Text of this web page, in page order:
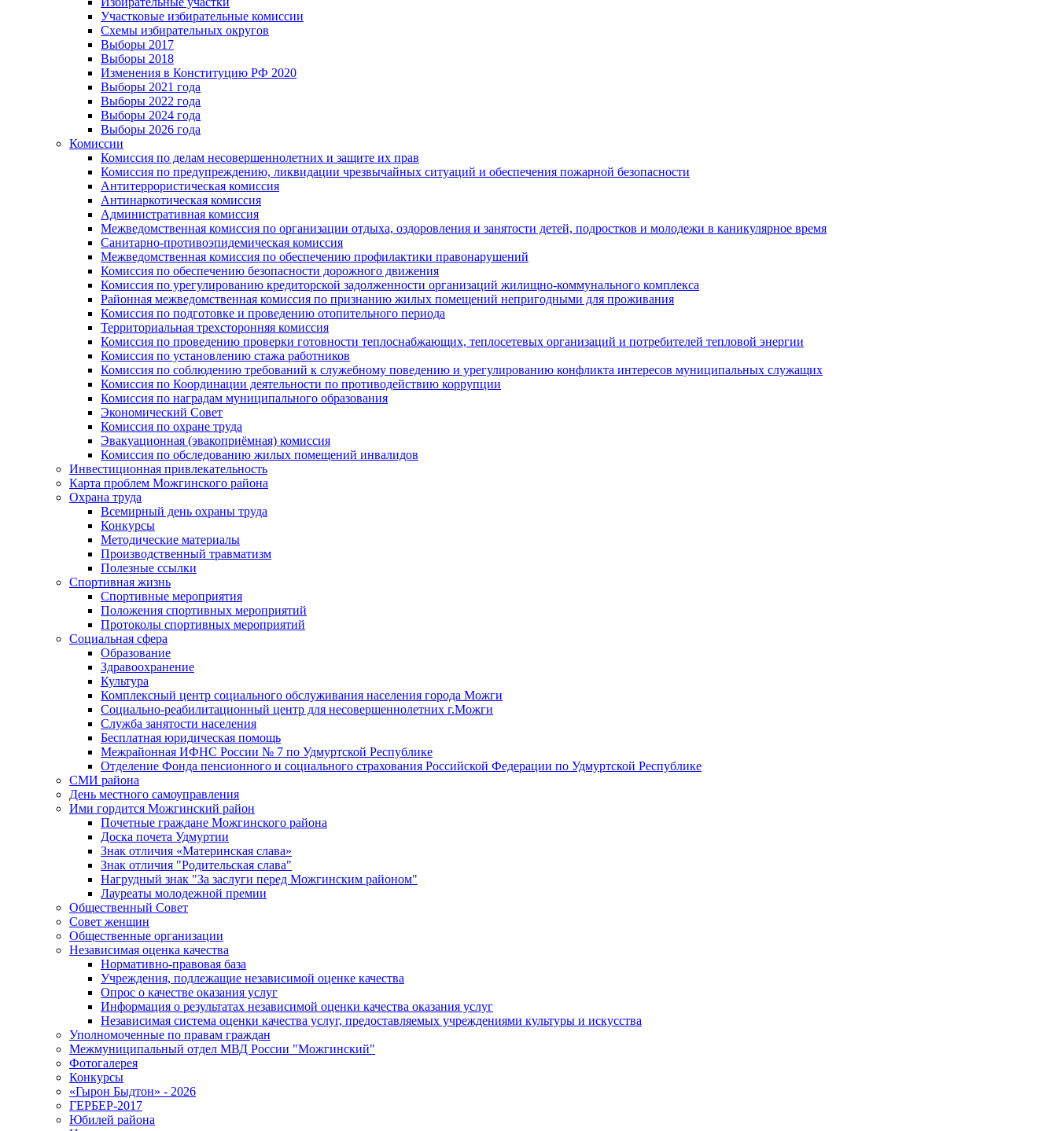
Участковые избирательные комиссии
Схемы избирательных округов
Выборы 2017
Выборы 2018
Изменения в Конституцию РФ 2020
Выборы 2021 года
Выборы 2022 года
Выборы 2024 года
Выборы 2026 года
Комиссии
Комиссия по делам несовершеннолетних и защите их прав
Комиссия по предупреждению, ликвидации чрезвычайных ситуаций и обеспечения пожарной безопасности
Антитеррористическая комиссия
Антинаркотическая комиссия
Административная комиссия
Межведомственная комиссия по организации отдыха, оздоровления и занятости детей, подростков и молодежи в каникулярное время
Санитарно-противоэпидемическая комиссия
Межведомственная комиссия по обеспечению профилактики правонарушений
Комиссия по обеспечению безопасности дорожного движения
Комиссия по урегулированию кредиторской задолженности организаций жилищно-коммунального комплекса
Районная межведомственная комиссия по признанию жилых помещений непригодными для проживания
Комиссия по подготовке и проведению отопительного периода
Территориальная трехсторонняя комиссия
Комиссия по проведению проверки готовности теплоснабжающих, теплосетевых организаций и потребителей тепловой энергии
Комиссия по установлению стажа работников
Комиссия по соблюдению требований к служебному поведению и урегулированию конфликта интересов муниципальных служащих
Комиссия по Координации деятельности по противодействию коррупции
Комиссия по наградам муниципального образования
Экономический Совет
Комиссия по охране труда
Эвакуационная (эвакоприёмная) комиссия
Комиссия по обследованию жилых помещений инвалидов
Инвестиционная привлекательность
Карта проблем Можгинского района
Охрана труда
Всемирный день охраны труда
Конкурсы
Методические материалы
Производственный травматизм
Полезные ссылки
Спортивная жизнь
Спортивные мероприятия
Положения спортивных мероприятий
Протоколы спортивных мероприятий
Социальная сфера
Образование
Здравоохранение
Культура
Комплексный центр социального обслуживания населения города Можги
Социально-реабилитационный центр для несовершеннолетних г.Можги
Служба занятости населения
Бесплатная юридическая помощь
Межрайонная ИФНС России № 7 по Удмуртской Республике
Отделение Фонда пенсионного и социального страхования Российской Федерации по Удмуртской Республике
СМИ района
День местного самоуправления
Ими гордится Можгинский район
Почетные граждане Можгинского района
Доска почета Удмуртии
Знак отличия «Материнская слава»
Знак отличия "Родительская слава"
Нагрудный знак "За заслуги перед Можгинским районом"
Лауреаты молодежной премии
Общественный Совет
Совет женщин
Общественные организации
Независимая оценка качества
Нормативно-правовая база
Учреждения, подлежащие независимой оценке качества
Опрос о качестве оказания услуг
Информация о результатах независимой оценки качества оказания услуг
Независимая система оценки качества услуг, предоставляемых учреждениями культуры и искусства
Уполномоченные по правам граждан
Межмуниципальный отдел МВД России "Можгинский"
Фотогалерея
Конкурсы
«Гырон Быдтон» - 2026
ГЕРБЕР-2017
Юбилей района